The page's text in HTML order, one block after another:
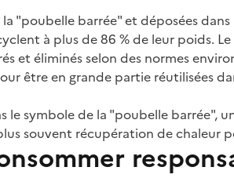
"poubelle barrée" et déposées
à plus de 86 % de leur poids.
et éliminés selon des normes
être en grande partie réutilisées
le symbole de la "poubelle barrée",
souvent récupération de chaleur